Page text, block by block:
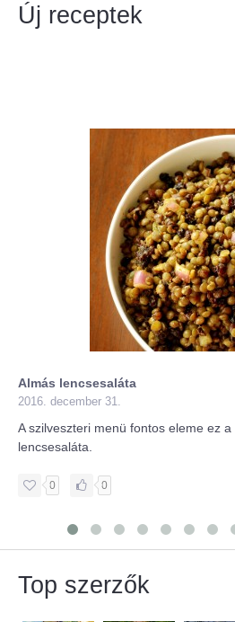
Új receptek
Almás lencsesaláta
2016. december 31.
A szilveszteri menü fontos eleme ez
lencsesaláta.
0 0
Top szerzők